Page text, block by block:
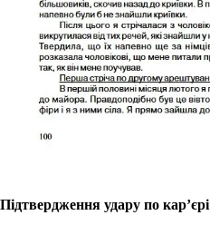
Підтвердження удару по кар’єрі